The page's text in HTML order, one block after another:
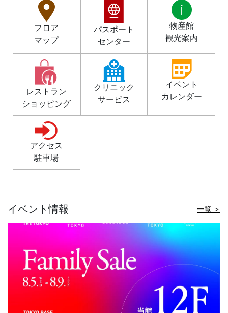
フロア
マップ
パスポート
センター
物産館
観光案内
レストラン
ショッピング
クリニック
サービス
イベント
カレンダー
アクセス
駐車場
イベント情報 一覧 ＞